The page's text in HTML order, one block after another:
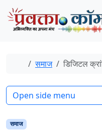
Skip to content
Skip to footer
Home
समाज डिजिटल
समाज
Open side menu